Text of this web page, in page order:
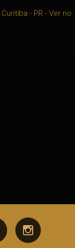
Curitiba - PR- Ver no